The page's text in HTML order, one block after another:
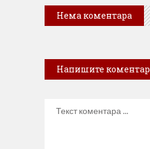
Нема коментара
Напишите коментар